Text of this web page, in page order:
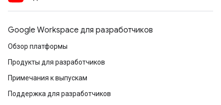
Google Workspace для разработчиков
Обзор платформы
Продукты для разработчиков
Примечания к выпускам
Поддержка для разработчиков